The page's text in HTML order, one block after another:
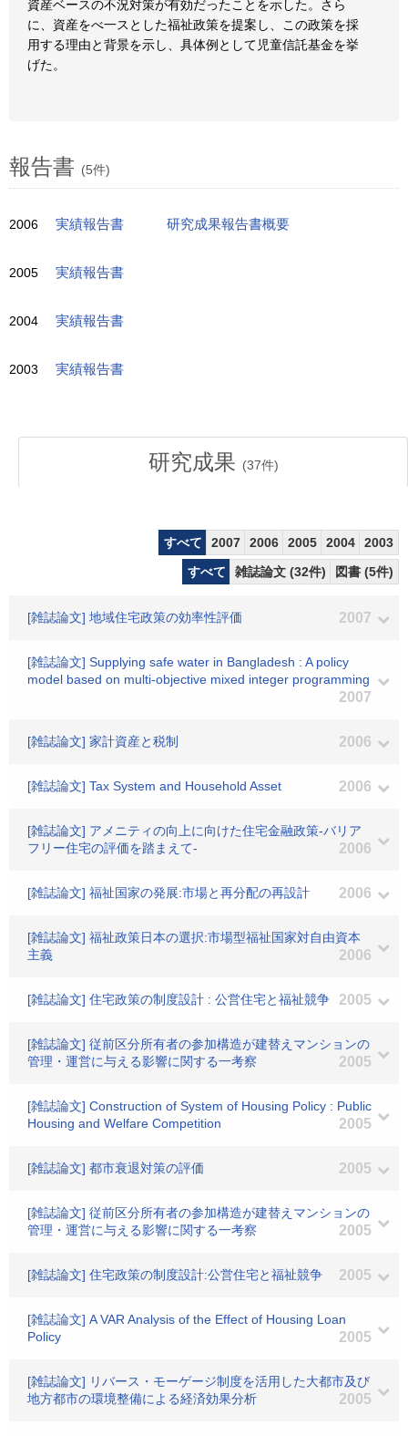
資産ベースの不況対策が有効だったことを示した。さら
に、資産をべ一スとした福祉政策を提案し、この政策を採
用する理由と背景を示し、具体例として児童信託基金を挙
げた。
報告書 (5件)
2006 実績報告書 研究成果報告書概要
2005 実績報告書
2004 実績報告書
2003 実績報告書
研究成果 (37件)
すべて 2007 2006 2005 2004
2003
すべて
雑誌論文 (32件) 図書 (5件)
[雑誌論文] 地域住宅政策の効率性評価 2007
[雑誌論文] Supplying safe water in Bangladesh : A policy
model based on multi-objective mixed integer programming
2007
[雑誌論文] 家計資産と税制 2006
[雑誌論文] Tax System and Household Asset 2006
[雑誌論文] アメニティの向上に向けた住宅金融政策-バリア
フリー住宅の評価を踏まえて-
2006
[雑誌論文] 福祉国家の発展:市場と再分配の再設計 2006
[雑誌論文] 福祉政策日本の選択:市場型福祉国家対自由資本
主義
2006
[雑誌論文] 住宅政策の制度設計 : 公営住宅と福祉競争 2005
[雑誌論文] 従前区分所有者の参加構造が建替えマンションの
管理・運営に与える影響に関する一考察
2005
[雑誌論文] Construction of System of Housing Policy : Public
Housing and Welfare Competition
2005
[雑誌論文] 都市衰退対策の評価 2005
[雑誌論文] 従前区分所有者の参加構造が建替えマンションの
管理・運営に与える影響に関する一考察
2005
[雑誌論文] 住宅政策の制度設計:公営住宅と福祉競争 2005
[雑誌論文] A VAR Analysis of the Effect of Housing Loan
Policy
2005
[雑誌論文] リバース・モーゲージ制度を活用した大都市及び
地方都市の環境整備による経済効果分析
2005